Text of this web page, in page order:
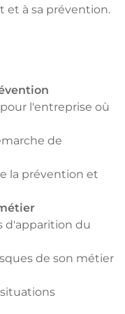
et à sa prévention.
l'entreprise où
de
la prévention et
d'apparition du
de son métier
situations